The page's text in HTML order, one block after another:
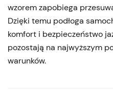
wzorem zapobiega
Dzięki temu podłoga
komfort i bezpieczeństwo
pozostają na najwyższym
warunków.